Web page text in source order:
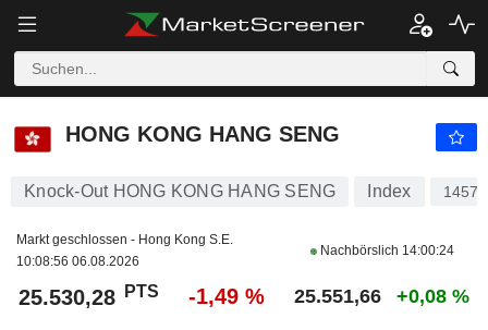
HONG KONG HANG SENG
Knock-Out HONG KONG HANG SENG Index
Markt geschlossen - Hong Kong S.E.
10:08:56 06.08.2026
Nachbörslich 14:00:24
25.530,28 PTS -1,49 % 25.551,66 +0,08 %